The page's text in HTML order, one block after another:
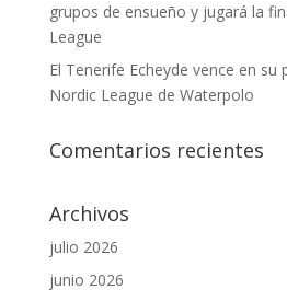
grupos de ensueño y jugará la
League
El Tenerife Echeyde vence en su
Nordic League de Waterpolo
Comentarios recientes
Archivos
julio 2026
junio 2026